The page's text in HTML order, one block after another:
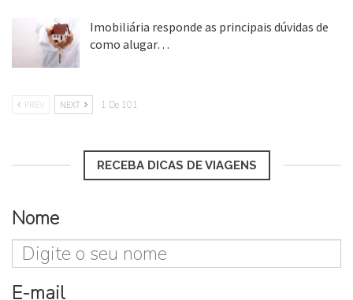
Imobiliária responde as principais dúvidas de
como alugar…
PREV NEXT 1 De 101
RECEBA DICAS DE VIAGENS
Nome
E-mail